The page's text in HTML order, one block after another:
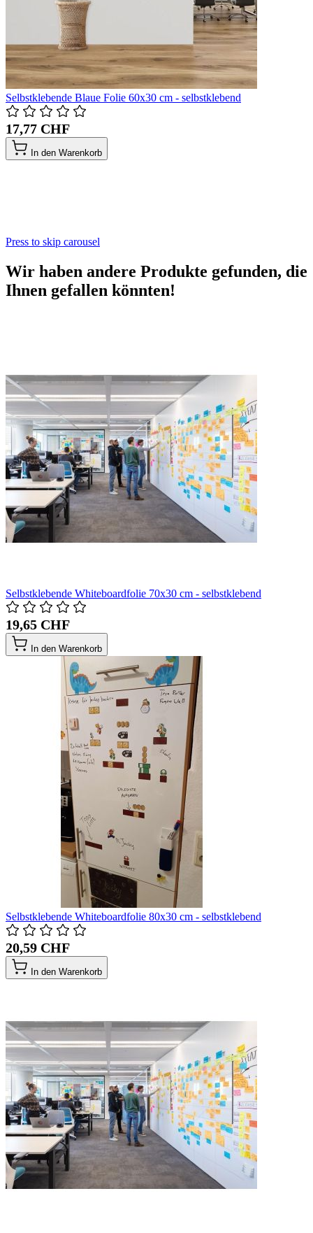
Selbstklebende Blaue Folie 60x30 cm - selbstklebend
17,77 CHF
In den Warenkorb
Press to skip carousel
Wir haben andere Produkte gefunden, die
Ihnen gefallen könnten!
Selbstklebende Whiteboardfolie 70x30 cm - selbstklebend
19,65 CHF
In den Warenkorb
Selbstklebende Whiteboardfolie 80x30 cm - selbstklebend
20,59 CHF
In den Warenkorb